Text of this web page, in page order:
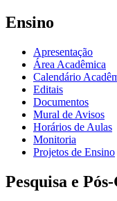
Ensino
Apresentação
Área Acadêmica
Calendário
Editais
Documentos
Mural de Avisos
Horários de Aulas
Monitoria
Projetos de Ensino
Pesquisa e